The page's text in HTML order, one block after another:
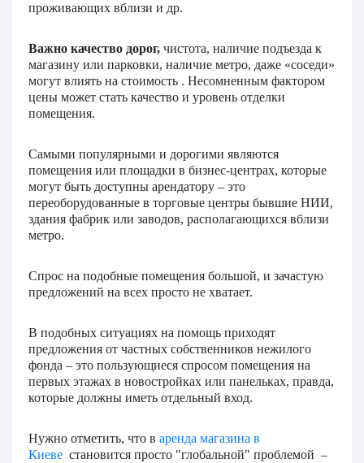
проживающих вблизи и др.
Важно качество дорог, чистота, наличие подъезда к
магазину или парковки, наличие метро, даже «соседи»
могут влиять на стоимость . Несомненным фактором
цены может стать качество и уровень отделки
помещения.
Самыми популярными и дорогими являются
помещения или площадки в бизнес-центрах, которые
могут быть доступны арендатору – это
переоборудованные в торговые центры бывшие НИИ,
здания фабрик или заводов, располагающихся вблизи
метро.
Спрос на подобные помещения большой, и зачастую
предложений на всех просто не хватает.
В подобных ситуациях на помощь приходят
предложения от частных собственников нежилого
фонда – это пользующиеся спросом помещения на
первых этажах в новостройках или панельках, правда,
которые должны иметь отдельный вход.
Нужно отметить, что в аренда магазина в
Киеве становится просто "глобальной" проблемой –